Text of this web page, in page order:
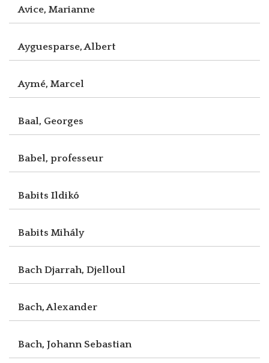
Avice, Marianne
Ayguesparse, Albert
Aymé, Marcel
Baal, Georges
Babel, professeur
Babits Ildikó
Babits Mihály
Bach Djarrah, Djelloul
Bach, Alexander
Bach, Johann Sebastian